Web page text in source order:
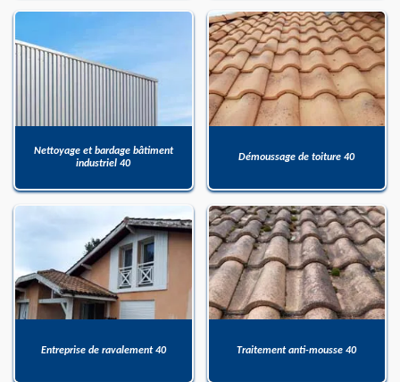
Nettoyage et bardage bâtiment
industriel 40
Démoussage de toiture 40
Entreprise de ravalement 40 Traitement anti-mousse 40